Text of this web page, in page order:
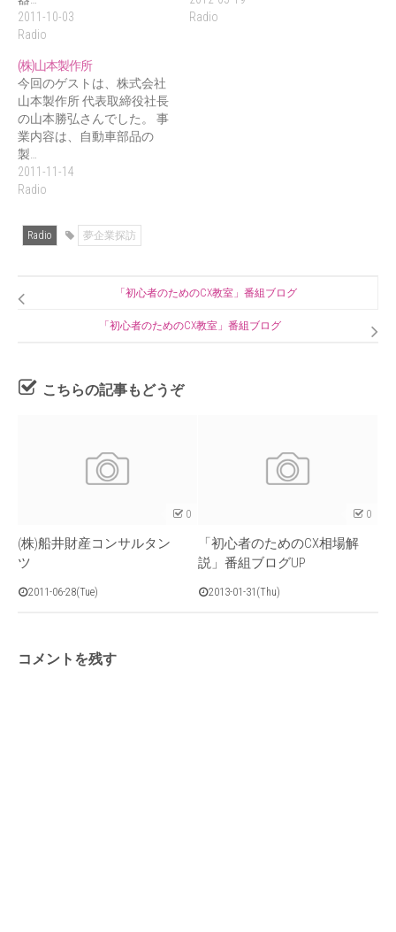
2011-10-03
Radio
Radio
(株)山本製作所
今回のゲストは、株式会社
山本製作所 代表取締役社長
の山本勝弘さんでした。 事
業内容は、自動車部品の
製…
2011-11-14
Radio
Radio 夢企業探訪
「初心者のためのCX教室」番組ブログ
「初心者のためのCX教室」番組ブログ
こちらの記事もどうぞ
0
(株)船井財産コンサルタン
ツ
2011-06-28(Tue)
0
「初心者のためのCX相場解
説」番組ブログUP
2013-01-31(Thu)
コメントを残す